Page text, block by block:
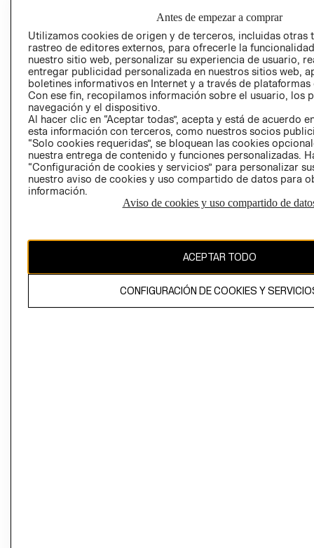
AVISO DE
Perú (S/)
CAMBIAR REGIÓN
Antes de empezar a comprar
Utilizamos cookies de origen y de terceros, incluidas otras
rastreo de editores externos, para ofrecerle la
nuestro sitio web, personalizar su experiencia de usuario,
entregar publicidad personalizada en nuestros sitios web,
boletines informativos en Internet y a través de plataformas
Con ese fin, recopilamos información sobre el usuario, los
navegación y el dispositivo.
Al hacer clic en “Aceptar todas”, acepta y está de acuerdo
esta información con terceros, como nuestros socios
“Solo cookies requeridas”, se bloquean las cookies
nuestra entrega de contenido y funciones personalizadas.
“Configuración de cookies y servicios” para personalizar
nuestro aviso de cookies y uso compartido de datos para
información.
Aviso de cookies y uso compartido de
ACEPTAR TODO
CONFIGURACIÓN DE COOKIES Y